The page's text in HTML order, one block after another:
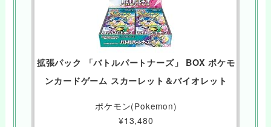
拡張パック 「バトルパートナーズ」 BOX ポケモ
ンカードゲーム スカーレット＆バイオレット
ポケモン(Pokemon)
¥13,480